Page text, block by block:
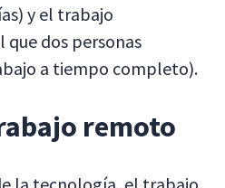
y el trabajo
dos personas
a tiempo completo).
remoto